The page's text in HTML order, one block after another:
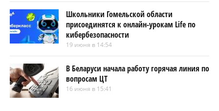
Школьники Гомельской области
присоединятся к онлайн-урокам Life по
кибербезопасности
19 июня в 14:54
В Беларуси начала работу горячая линия по
вопросам ЦТ
16 июня в 15:41